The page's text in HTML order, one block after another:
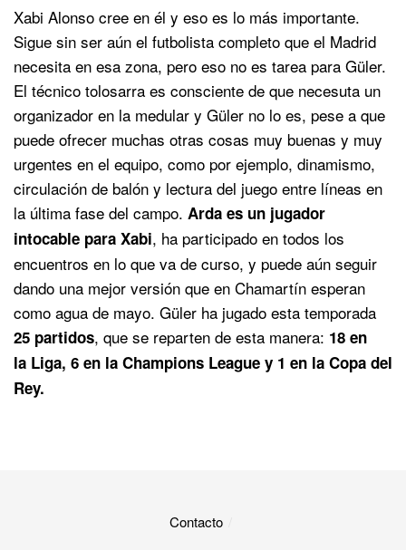
Xabi Alonso cree en él y eso es lo más importante.
Sigue sin ser aún el futbolista completo que el Madrid
necesita en esa zona, pero eso no es tarea para Güler.
El técnico tolosarra es consciente de que necesuta un
organizador en la medular y Güler no lo es, pese a que
puede ofrecer muchas otras cosas muy buenas y muy
urgentes en el equipo, como por ejemplo, dinamismo,
circulación de balón y lectura del juego entre líneas en
la última fase del campo. Arda es un jugador
intocable para Xabi, ha participado en todos los
encuentros en lo que va de curso, y puede aún seguir
dando una mejor versión que en Chamartín esperan
como agua de mayo. Güler ha jugado esta temporada
25 partidos, que se reparten de esta manera: 18 en
la Liga, 6 en la Champions League y 1 en la Copa del
Rey.
Contacto